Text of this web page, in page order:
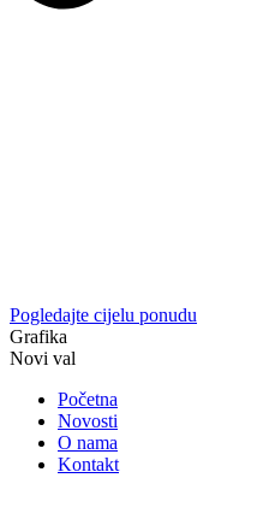
Pogledajte cijelu ponudu
Grafika
Novi val
Početna
Novosti
O nama
Kontakt